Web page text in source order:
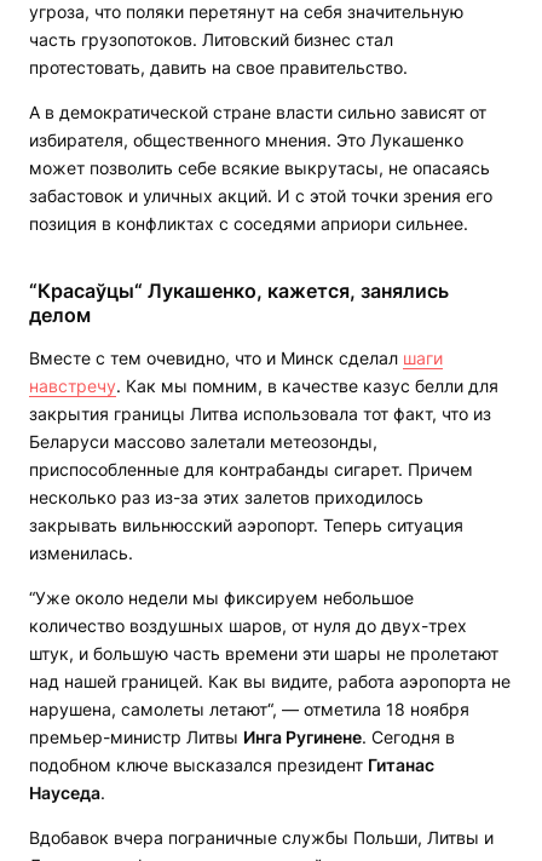
угроза, что поляки перетянут на себя значительную
часть грузопотоков. Литовский бизнес стал
протестовать, давить на свое правительство.
А в демократической стране власти сильно зависят от
избирателя, общественного мнения. Это Лукашенко
может позволить себе всякие выкрутасы, не опасаясь
забастовок и уличных акций. И с этой точки зрения его
позиция в конфликтах с соседями априори сильнее.
“Красаўцы“ Лукашенко, кажется, занялись
делом
Вместе с тем очевидно, что и Минск сделал шаги
навстречу. Как мы помним, в качестве казус белли для
закрытия границы Литва использовала тот факт, что из
Беларуси массово залетали метеозонды,
приспособленные для контрабанды сигарет. Причем
несколько раз из-за этих залетов приходилось
закрывать вильнюсский аэропорт. Теперь ситуация
изменилась.
“Уже около недели мы фиксируем небольшое
количество воздушных шаров, от нуля до двух-трех
штук, и большую часть времени эти шары не пролетают
над нашей границей. Как вы видите, работа аэропорта не
нарушена, самолеты летают“, — отметила 18 ноября
премьер-министр Литвы Инга Ругинене. Сегодня в
подобном ключе высказался президент Гитанас
Науседа.
Вдобавок вчера пограничные службы Польши, Литвы и